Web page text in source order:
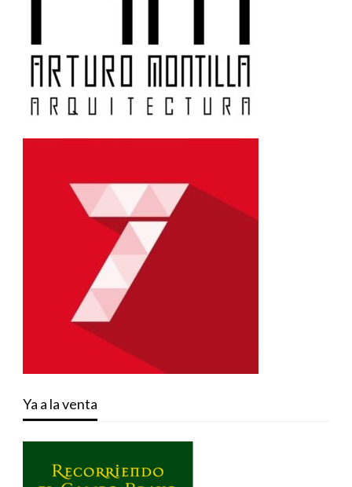
Ya a la venta